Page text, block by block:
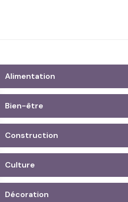
Alimentation
Bien-être
Construction
Culture
Décoration